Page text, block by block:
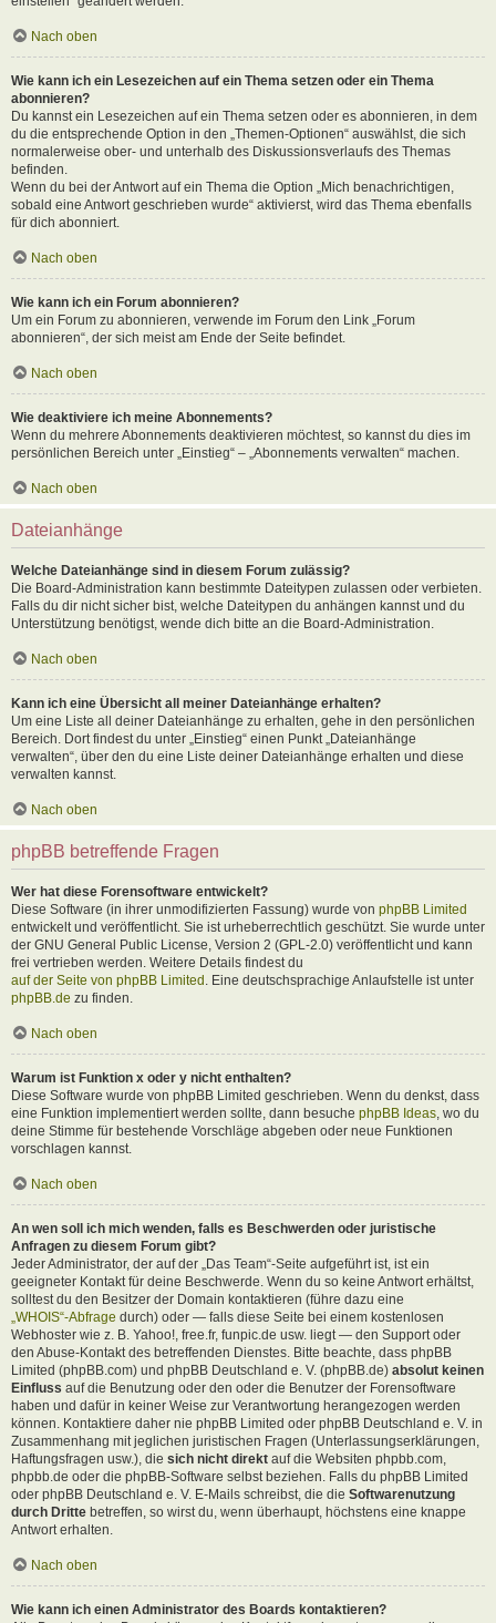
Nach oben
Wie kann ich ein Lesezeichen auf ein Thema setzen oder ein Thema
abonnieren?
Du kannst ein Lesezeichen auf ein Thema setzen oder es abonnieren, in dem
du die entsprechende Option in den „Themen-Optionen“ auswählst, die sich
normalerweise ober- und unterhalb des Diskussionsverlaufs des Themas
befinden.
Wenn du bei der Antwort auf ein Thema die Option „Mich benachrichtigen,
sobald eine Antwort geschrieben wurde“ aktivierst, wird das Thema ebenfalls
für dich abonniert.
Nach oben
Wie kann ich ein Forum abonnieren?
Um ein Forum zu abonnieren, verwende im Forum den Link „Forum
abonnieren“, der sich meist am Ende der Seite befindet.
Nach oben
Wie deaktiviere ich meine Abonnements?
Wenn du mehrere Abonnements deaktivieren möchtest, so kannst du dies im
persönlichen Bereich unter „Einstieg“ – „Abonnements verwalten“ machen.
Nach oben
Dateianhänge
Welche Dateianhänge sind in diesem Forum zulässig?
Die Board-Administration kann bestimmte Dateitypen zulassen oder verbieten.
Falls du dir nicht sicher bist, welche Dateitypen du anhängen kannst und du
Unterstützung benötigst, wende dich bitte an die Board-Administration.
Nach oben
Kann ich eine Übersicht all meiner Dateianhänge erhalten?
Um eine Liste all deiner Dateianhänge zu erhalten, gehe in den persönlichen
Bereich. Dort findest du unter „Einstieg“ einen Punkt „Dateianhänge
verwalten“, über den du eine Liste deiner Dateianhänge erhalten und diese
verwalten kannst.
Nach oben
phpBB betreffende Fragen
Wer hat diese Forensoftware entwickelt?
Diese Software (in ihrer unmodifizierten Fassung) wurde von phpBB Limited
entwickelt und veröffentlicht. Sie ist urheberrechtlich geschützt. Sie wurde unter
der GNU General Public License, Version 2 (GPL-2.0) veröffentlicht und kann
frei vertrieben werden. Weitere Details findest du
auf der Seite von phpBB Limited . Eine deutschsprachige Anlaufstelle ist unter
phpBB.de zu finden.
Nach oben
Warum ist Funktion x oder y nicht enthalten?
Diese Software wurde von phpBB Limited geschrieben. Wenn du denkst, dass
eine Funktion implementiert werden sollte, dann besuche phpBB Ideas , wo du
deine Stimme für bestehende Vorschläge abgeben oder neue Funktionen
vorschlagen kannst.
Nach oben
An wen soll ich mich wenden, falls es Beschwerden oder juristische
Anfragen zu diesem Forum gibt?
Jeder Administrator, der auf der „Das Team“-Seite aufgeführt ist, ist ein
geeigneter Kontakt für deine Beschwerde. Wenn du so keine Antwort erhältst,
solltest du den Besitzer der Domain kontaktieren (führe dazu eine
„WHOIS“-Abfrage durch) oder — falls diese Seite bei einem kostenlosen
Webhoster wie z. B. Yahoo!, free.fr, funpic.de usw. liegt — den Support oder
den Abuse-Kontakt des betreffenden Dienstes. Bitte beachte, dass phpBB
Limited (phpBB.com) und phpBB Deutschland e. V. (phpBB.de) absolut keinen
Einfluss auf die Benutzung oder den oder die Benutzer der Forensoftware
haben und dafür in keiner Weise zur Verantwortung herangezogen werden
können. Kontaktiere daher nie phpBB Limited oder phpBB Deutschland e. V. in
Zusammenhang mit jeglichen juristischen Fragen (Unterlassungserklärungen,
Haftungsfragen usw.), die sich nicht direkt auf die Websiten phpbb.com,
phpbb.de oder die phpBB-Software selbst beziehen. Falls du phpBB Limited
oder phpBB Deutschland e. V. E-Mails schreibst, die die Softwarenutzung
durch Dritte betreffen, so wirst du, wenn überhaupt, höchstens eine knappe
Antwort erhalten.
Nach oben
Wie kann ich einen Administrator des Boards kontaktieren?